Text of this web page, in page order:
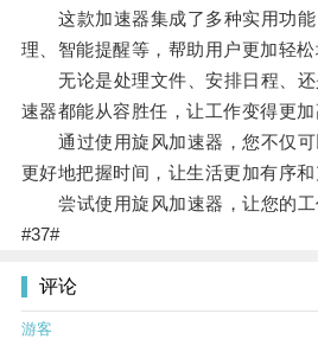
这款加速器集成了多种实用功能
理、智能提醒等，帮助用户更加轻松
无论是处理文件、安排日程、还
速器都能从容胜任，让工作变得更加
通过使用旋风加速器，您不仅可
更好地把握时间，让生活更加有序和
尝试使用旋风加速器，让您的工
#37#
评论
游客